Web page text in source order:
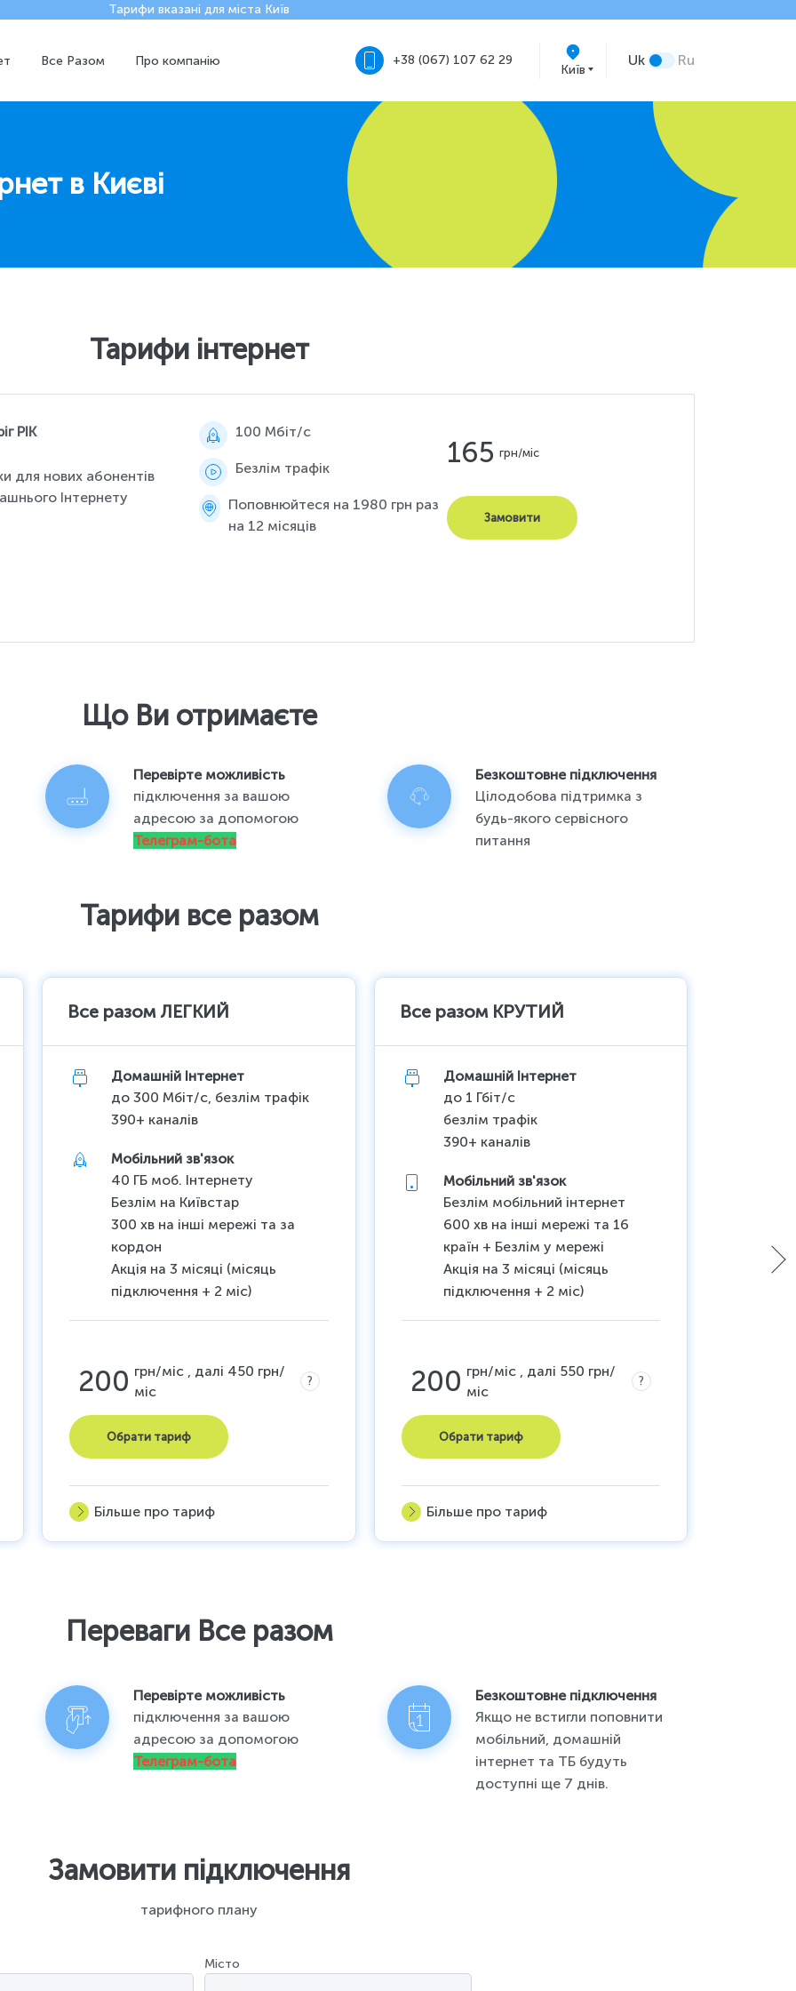
Тарифи вказані для міста Київ
Все Разом Про компанію +38 (067) 107 62 29
Київ
Uk Ru
в Києві
Тарифи інтернет
РІК
для нових абонентів
Інтернету
100 Мбіт/c
Безлім трафік
Поповнюйтеся на 1980 грн раз
на 12 місяців
165 грн/міс
Замовити
Що Ви отримаєте
Перевірте можливість
підключення за вашою
адресою за допомогою
Телеграм-бота
Безкоштовне підключення
Цілодобова підтримка з
будь-якого сервісного
питання
Тарифи все разом
Все разом ЛЕГКИЙ
Домашній Інтернет
до 300 Мбіт/с, безлім трафік
390+ каналів
Мобільний зв'язок
40 ГБ моб. Інтернету
Безлім на Київстар
300 хв на інші мережі та за
кордон
Акція на 3 місяці (місяць
підключення + 2 міс)
200 грн/міс , далі 450 грн/
міс
?
Обрати тариф
Більше про тариф
Все разом КРУТИЙ
Домашній Інтернет
до 1 Гбіт/с
безлім трафік
390+ каналів
Мобільний зв'язок
Безлім мобільний інтернет
600 хв на інші мережі та 16
країн + Безлім у мережі
Акція на 3 місяці (місяць
підключення + 2 міс)
200 грн/міс , далі 550 грн/
міс
?
Обрати тариф
Більше про тариф
Переваги Все разом
Перевірте можливість
підключення за вашою
адресою за допомогою
Телеграм-бота
Безкоштовне підключення
Якщо не встигли поповнити
мобільний, домашній
інтернет та ТБ будуть
доступні ще 7 днів.
Замовити підключення
тарифного плану
Місто